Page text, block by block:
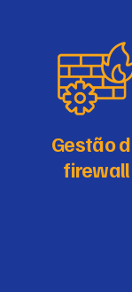
Gestão
firewall